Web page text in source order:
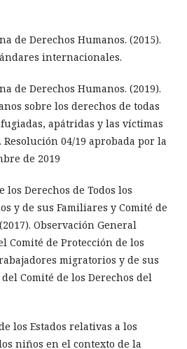
de Derechos Humanos. (2015).
internacionales.
de Derechos Humanos. (2019).
sobre los derechos de todas
apátridas y las víctimas
04/19 aprobada por la
de 2019
los Derechos de Todos los
y de sus Familiares y Comité de
Observación General
Comité de Protección de los
migratorios y de sus
Comité de los Derechos del
los Estados relativas a los
niños en el contexto de la